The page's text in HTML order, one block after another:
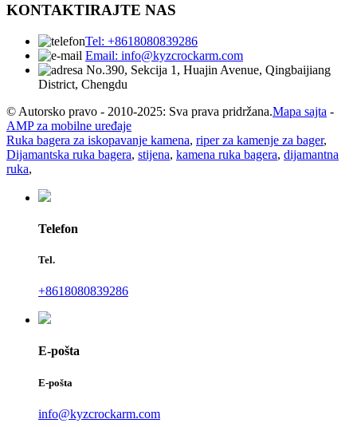
KONTAKTIRAJTE NAS
Tel: +8618080839286
Email: info@kyzcrockarm.com
No.390, Sekcija 1, Huajin Avenue, Qingbaijiang
District, Chengdu
© Autorsko pravo - 2010-2025: Sva prava pridržana.Mapa sajta -
AMP za mobilne uređaje
Ruka bagera za iskopavanje kamena, riper za kamenje za bager,
Dijamantska ruka bagera, stijena, kamena ruka bagera, dijamantna
ruka,
Telefon
Tel.
+8618080839286
E-pošta
E-pošta
info@kyzcrockarm.com